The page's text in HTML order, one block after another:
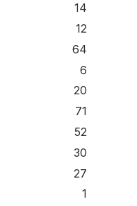
14
12
64
6
20
71
52
30
27
1